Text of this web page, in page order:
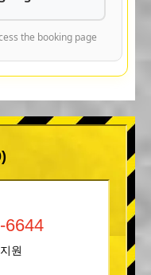
the booking page
6644
원